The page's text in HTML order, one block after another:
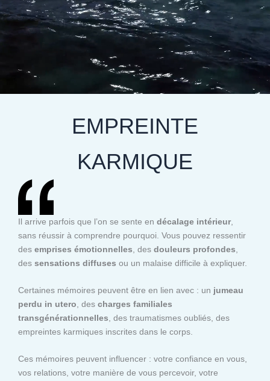
EMPREINTE
KARMIQUE
Il arrive parfois que l’on se sente en décalage intérieur,
sans réussir à comprendre pourquoi. Vous pouvez ressentir
des emprises émotionnelles , des douleurs profondes
des sensations diffuses ou un malaise difficile à expliquer.
Certaines mémoires peuvent être en lien avec : un jumeau
perdu in utero , des charges familiales
transgénérationnelles , des traumatismes oubliés, des
empreintes karmiques inscrites dans le corps.
Ces mémoires peuvent influencer : votre confiance en vous,
vos relations, votre manière de vous percevoir, votre